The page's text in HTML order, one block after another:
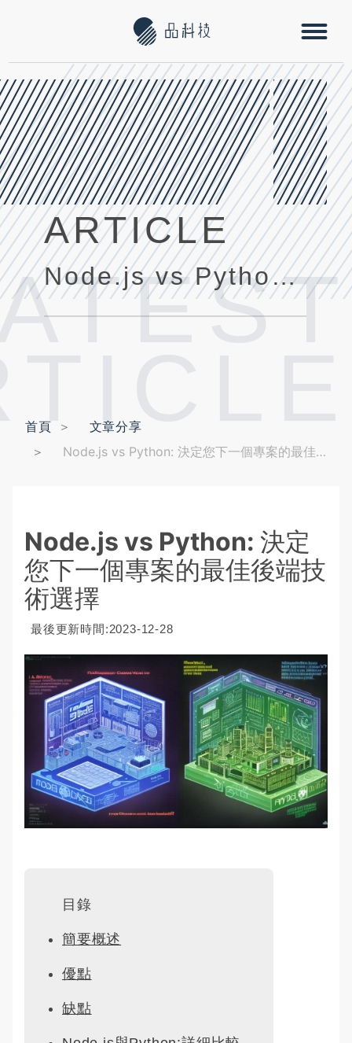
ARTICLE
Node.js vs Python: 決定您下一個專案的最佳後端技術選擇
首頁
文章分享
Node.js vs Python: 決定您下一個專案的最佳後端技術選擇
Node.js vs Python: 決定
您下一個專案的最佳後端技
術選擇
最後更新時間:2023-12-28
目錄
簡要概述
優點
缺點